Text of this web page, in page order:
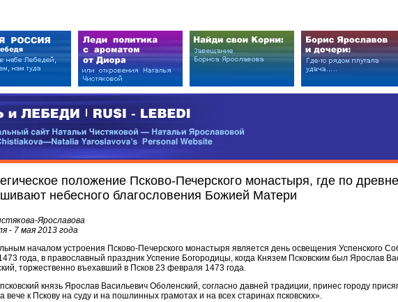
| RUSI — LEBEDI
сайт Натальи Чистяковой — Натальи Ярославовой
положение Псково-Печерского монастыря, где по
небесного благословения Божией Матери
Ярославова
- 7 мая 2013 года
началом устроения Псково-Печерского монастыря является день освещения Успенского
года, в православный праздник Успение Богородицы, когда Князем Псковским был Ярослав
торжественно въехавший в Псков 23 февраля 1473 года.
князь Ярослав Васильевич Оболенский, согласно давней традиции, принес городу
вече к Пскову на суду и на пошлинных грамотах и на всех старинах псковских».